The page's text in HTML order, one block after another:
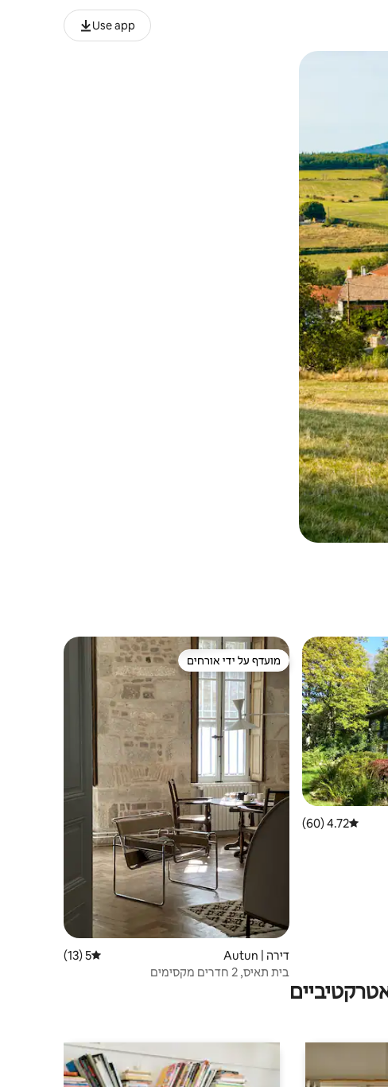
Use app
דירוג ממוצע של 4.72 מתוך 5, 60 ביקורות
4.72 (60)
מועדף על ידי אורחים
מועדף על ידי אורחים
דירה | Autun דירוג ממוצע של 5 מתוך 5, 13 ביקורות
5 (13)
בית תאיס, 2 חדרים מקסימים